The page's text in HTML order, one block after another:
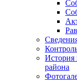
История
района